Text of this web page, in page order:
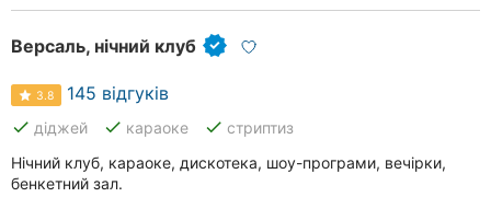
Кропивницький
Версаль, нічний клуб
3.8 145 відгуків
done діджей done караоке done стриптиз
Нічний клуб, караоке, дискотека, шоу-програми, вечірки,
бенкетний зал.